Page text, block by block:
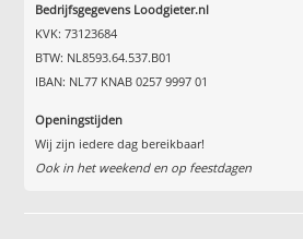
Bedrijfsgegevens Loodgieter.nl
KVK: 73123684
BTW: NL8593.64.537.B01
IBAN: NL77 KNAB 0257 9997 01
Openingstijden
Wij zijn iedere dag bereikbaar!
Ook in het weekend en op feestdagen